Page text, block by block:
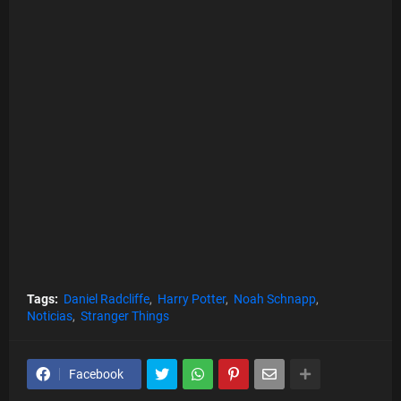
Tags: Daniel Radcliffe Harry Potter
Noah Schnapp
Noticias Stranger Things
Facebook